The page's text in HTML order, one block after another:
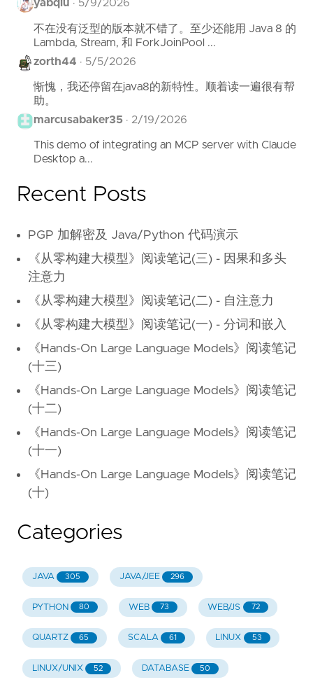
yabqiu · 5/9/2026
不在没有泛型的版本就不错了。至少还能用 Java 8 的
Lambda, Stream, 和 ForkJoinPool ...
zorth44 · 5/5/2026
惭愧，我还停留在java8的新特性。顺着读一遍很有帮
助。
marcusabaker35 · 2/19/2026
This demo of integrating an MCP server with Claude
Desktop a...
Recent Posts
PGP 加解密及 Java/Python 代码演示
《从零构建大模型》阅读笔记(三) - 因果和多头
注意力
《从零构建大模型》阅读笔记(二) - 自注意力
《从零构建大模型》阅读笔记(一) - 分词和嵌入
《Hands-On Large Language Models》阅读笔记
(十三)
《Hands-On Large Language Models》阅读笔记
(十二)
《Hands-On Large Language Models》阅读笔记
(十一)
《Hands-On Large Language Models》阅读笔记
(十)
Categories
JAVA 305 JAVA/JEE 296
PYTHON 80 WEB 73 WEB/JS 72
QUARTZ 65 SCALA 61 LINUX 53
LINUX/UNIX 52 DATABASE 50